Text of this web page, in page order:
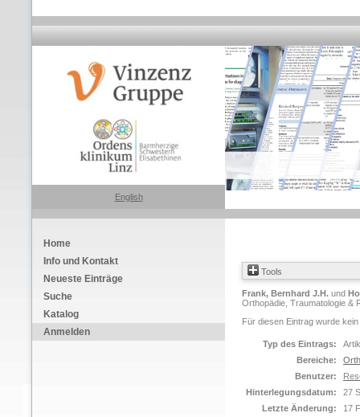
English
Home
Info und Kontakt
Neueste Einträge
Suche
Katalog
Anmelden
Tools
Frank, Bernhard J.H. und
Orthopädie, Traumatologie &
Für diesen Eintrag wurde
Typ des Eintrags:
Bereiche:
Benutzer:
Hinterlegungsdatum:
27
Letzte Änderung:
17